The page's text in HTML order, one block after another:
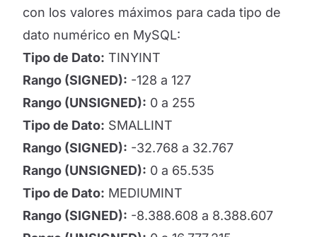
con los valores máximos para cada tipo de
dato numérico en MySQL:
Tipo de Dato: TINYINT
Rango (SIGNED): -128 a 127
Rango (UNSIGNED): 0 a 255
Tipo de Dato: SMALLINT
Rango (SIGNED): -32.768 a 32.767
Rango (UNSIGNED): 0 a 65.535
Tipo de Dato: MEDIUMINT
Rango (SIGNED): -8.388.608 a 8.388.607